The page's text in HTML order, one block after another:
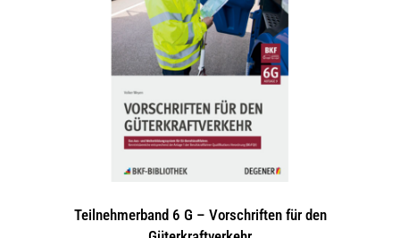
Teilnehmerband 6 G – Vorschriften für den